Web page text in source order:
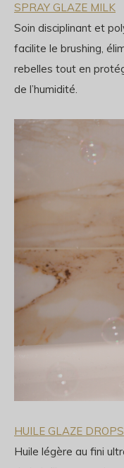
SPRAY GLAZE MILK
Soin disciplinant et
facilite le brushing,
rebelles tout en
de l’humidité.
HUILE GLAZE DROPS
Huile légère au fini